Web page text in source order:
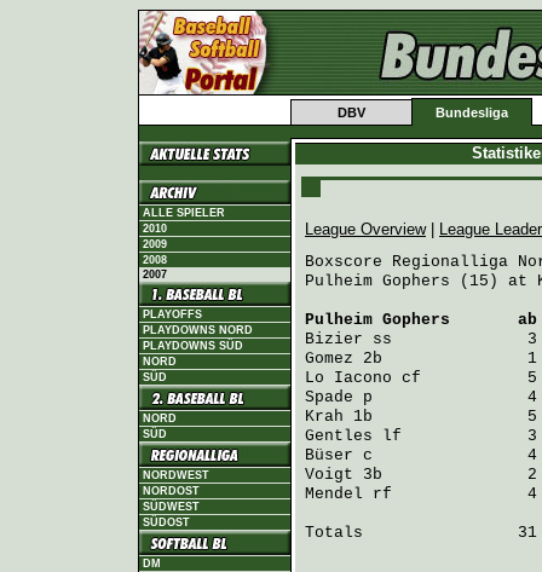
DBV Bundesliga
ALLE SPIELER
2010
2009
2008
2007
PLAYOFFS
PLAYDOWNS NORD
PLAYDOWNS SÜD
NORD
SÜD
NORD
SÜD
NORDWEST
NORDOST
SÜDWEST
SÜDOST
DM
League Overview|
League
Boxscore Regionalliga
Pulheim Gophers (15)
Pulheim Gophers
ab
Bizier ss              3
Gomez 2b               1
Lo Iacono cf           5
Spade p                4
Krah 1b                5
Gentles lf             3
Büser c                4
Voigt 3b               2
Mendel rf              4
Totals                31